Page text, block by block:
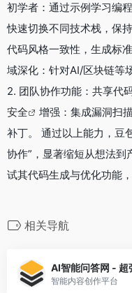
初学者：通过示例学习编
快速切换不同技术栈，保
代码风格一致性，生成标
域深化：针对AI/区块链等
2. 团队协作功能：共享代
安全
增强：集成漏洞扫
补丁。 通过以上能力，豆
协作”，显著缩短从想法
试其代码生成与优化功能
相关导航
AI智能问答网 - 超
智能内容创作平台